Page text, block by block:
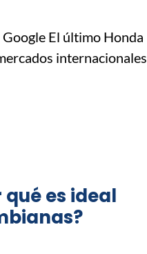
El último Honda
internacionales.
qué es ideal